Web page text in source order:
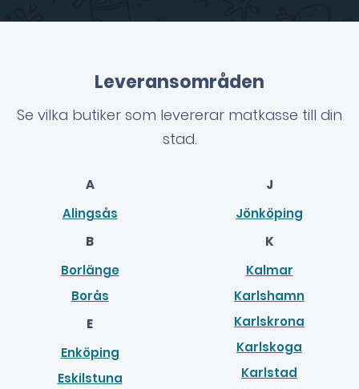
Leveransområden
Se vilka butiker som levererar matkasse till din
stad.
A
Alingsås
B
Borlänge
Borås
E
Enköping
Eskilstuna
J
Jönköping
K
Kalmar
Karlshamn
Karlskrona
Karlskoga
Karlstad